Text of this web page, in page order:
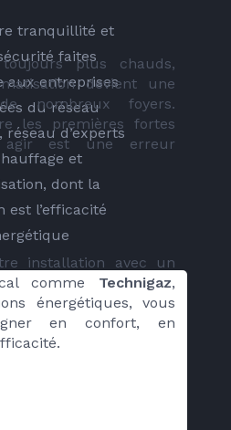
plus chauds,
devient une
nombreux foyers.
les premières fortes
agir est une erreur
installation avec un
comme Technigaz,
énergétiques, vous
en confort, en
tranquillité et
faites
aux entreprises
du réseau
réseau d’experts
et
dont la
est l’efficacité